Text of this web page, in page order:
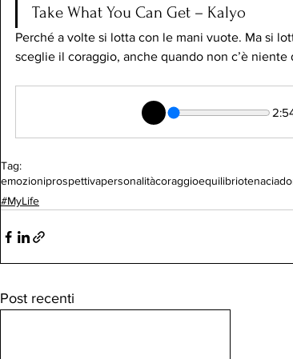
Take What You Can Get – Kalyo
Perché a volte si lotta con le mani vuote. Ma si
sceglie il coraggio, anche quando non c’è niente
Tag:
emozioniprospettivapersonalitàcoraggioequilibriotenacia
#MyLife
Post recenti